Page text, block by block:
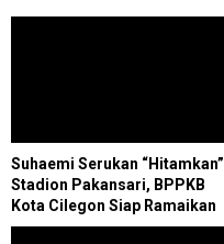
Suhaemi Serukan “Hitamkan”
Stadion Pakansari, BPPKB
Kota Cilegon Siap Ramaikan
Milad ke-28